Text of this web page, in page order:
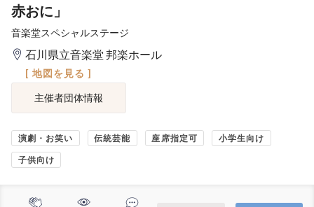
赤おに」
音楽堂スペシャルステージ
石川県立音楽堂 邦楽ホール
[ 地図を見る ]
主催者団体情報
演劇・お笑い 伝統芸能 座席指定可 小学生向け
子供向け